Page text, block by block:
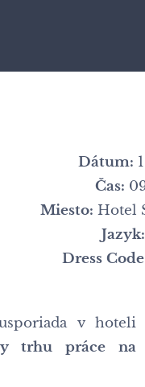
Dátum:
Čas:
Miesto: Hotel
Jazyk:
Dress
v hoteli
trhu práce na